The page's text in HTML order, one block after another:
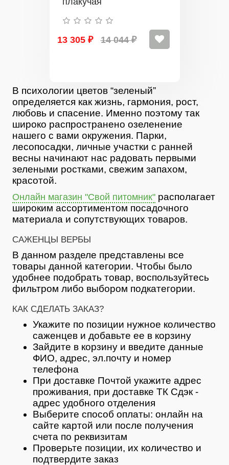
13 305 ₽ 14 044 ₽
В психологии цветов “зеленый”
определяется как жизнь, гармония, рост,
любовь и спасение. Именно поэтому так
широко распространено озеленение
нашего с вами окружения. Парки,
лесопосадки, личные участки с ранней
весны начинают нас радовать первыми
зелеными ростками, свежим запахом,
красотой.
Онлайн магазин "Свой питомник" располагает
широким ассортиментом посадочного
материала и сопутствующих товаров.
САЖЕНЦЫ ВЕРБЫ
В данном разделе представлены все
товары данной категории. Чтобы было
удобнее подобрать товар, воспользуйтесь
фильтром либо выбором подкатегории.
КАК СДЕЛАТЬ ЗАКАЗ?
Укажите по позиции нужное количество
саженцев и добавьте ее в корзину
Зайдите в корзину и введите данные
ФИО, адрес, эл.почту и номер
телефона
При доставке Почтой укажите адрес
проживания, при доставке ТК Сдэк -
адрес удобного отделения
Выберите способ оплаты: онлайн на
сайте картой или после получения
счета по реквизитам
Проверьте позиции, их количество и
подтвердите заказ